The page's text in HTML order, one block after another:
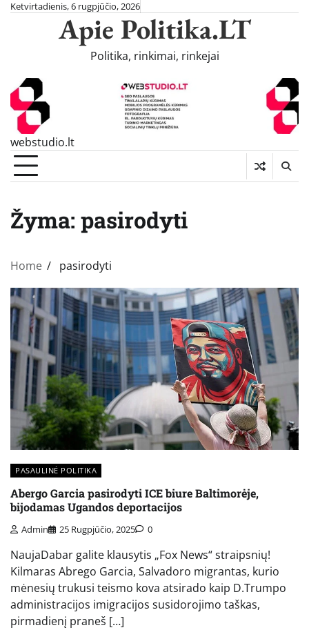
SkipKetvirtadienis, 6 rugpjūčio, 2026
Apie Politika.LT
Politika, rinkimai, rinkejai
webstudio.lt
Žyma: pasirodyti
Home pasirodyti
PASAULINĖ POLITIKA
Abergo Garcia pasirodyti ICE biure Baltimorėje,
bijodamas Ugandos deportacijos
Admin 25 Rugpjūčio, 2025 0
NaujaDabar galite klausytis „Fox News“ straipsnių!
Kilmaras Abrego Garcia, Salvadoro migrantas, kurio
mėnesių trukusi teismo kova atsirado kaip D.Trumpo
administracijos imigracijos susidorojimo taškas,
pirmadienį praneš […]